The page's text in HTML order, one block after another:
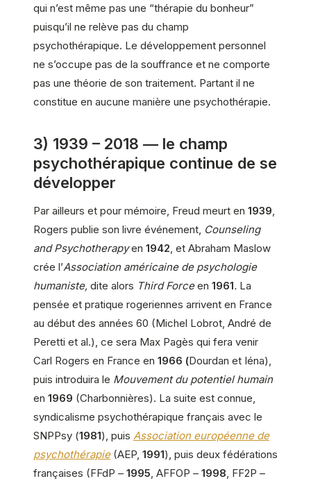
qui n’est même pas une “thérapie du bonheur”
puisqu’il ne relève pas du champ
psychothérapique. Le développement personnel
ne s’occupe pas de la souffrance et ne comporte
pas une théorie de son traitement. Partant il ne
constitue en aucune manière une psychothérapie.
3) 1939 – 2018 — le champ
psychothérapique continue de se
développer
Par ailleurs et pour mémoire, Freud meurt en 1939,
Rogers publie son livre événement, Counseling
and Psychotherapyen 1942, et Abraham Maslow
crée l’Association américaine de psychologie
humaniste, dite alors Third Forceen 1961. La
pensée et pratique rogeriennes arrivent en France
au début des années 60 (Michel Lobrot, André de
Peretti et al.), ce sera Max Pagès qui fera venir
Carl Rogers en France en 1966 (Dourdan et Iéna),
puis introduira le Mouvement du potentiel humain
en 1969 (Charbonnières). La suite est connue,
syndicalisme psychothérapique français avec le
SNPPsy (1981), puis Association européenne de
psychothérapie(AEP, 1991), puis deux fédérations
françaises (FFdP – 1995, AFFOP – 1998, FF2P –